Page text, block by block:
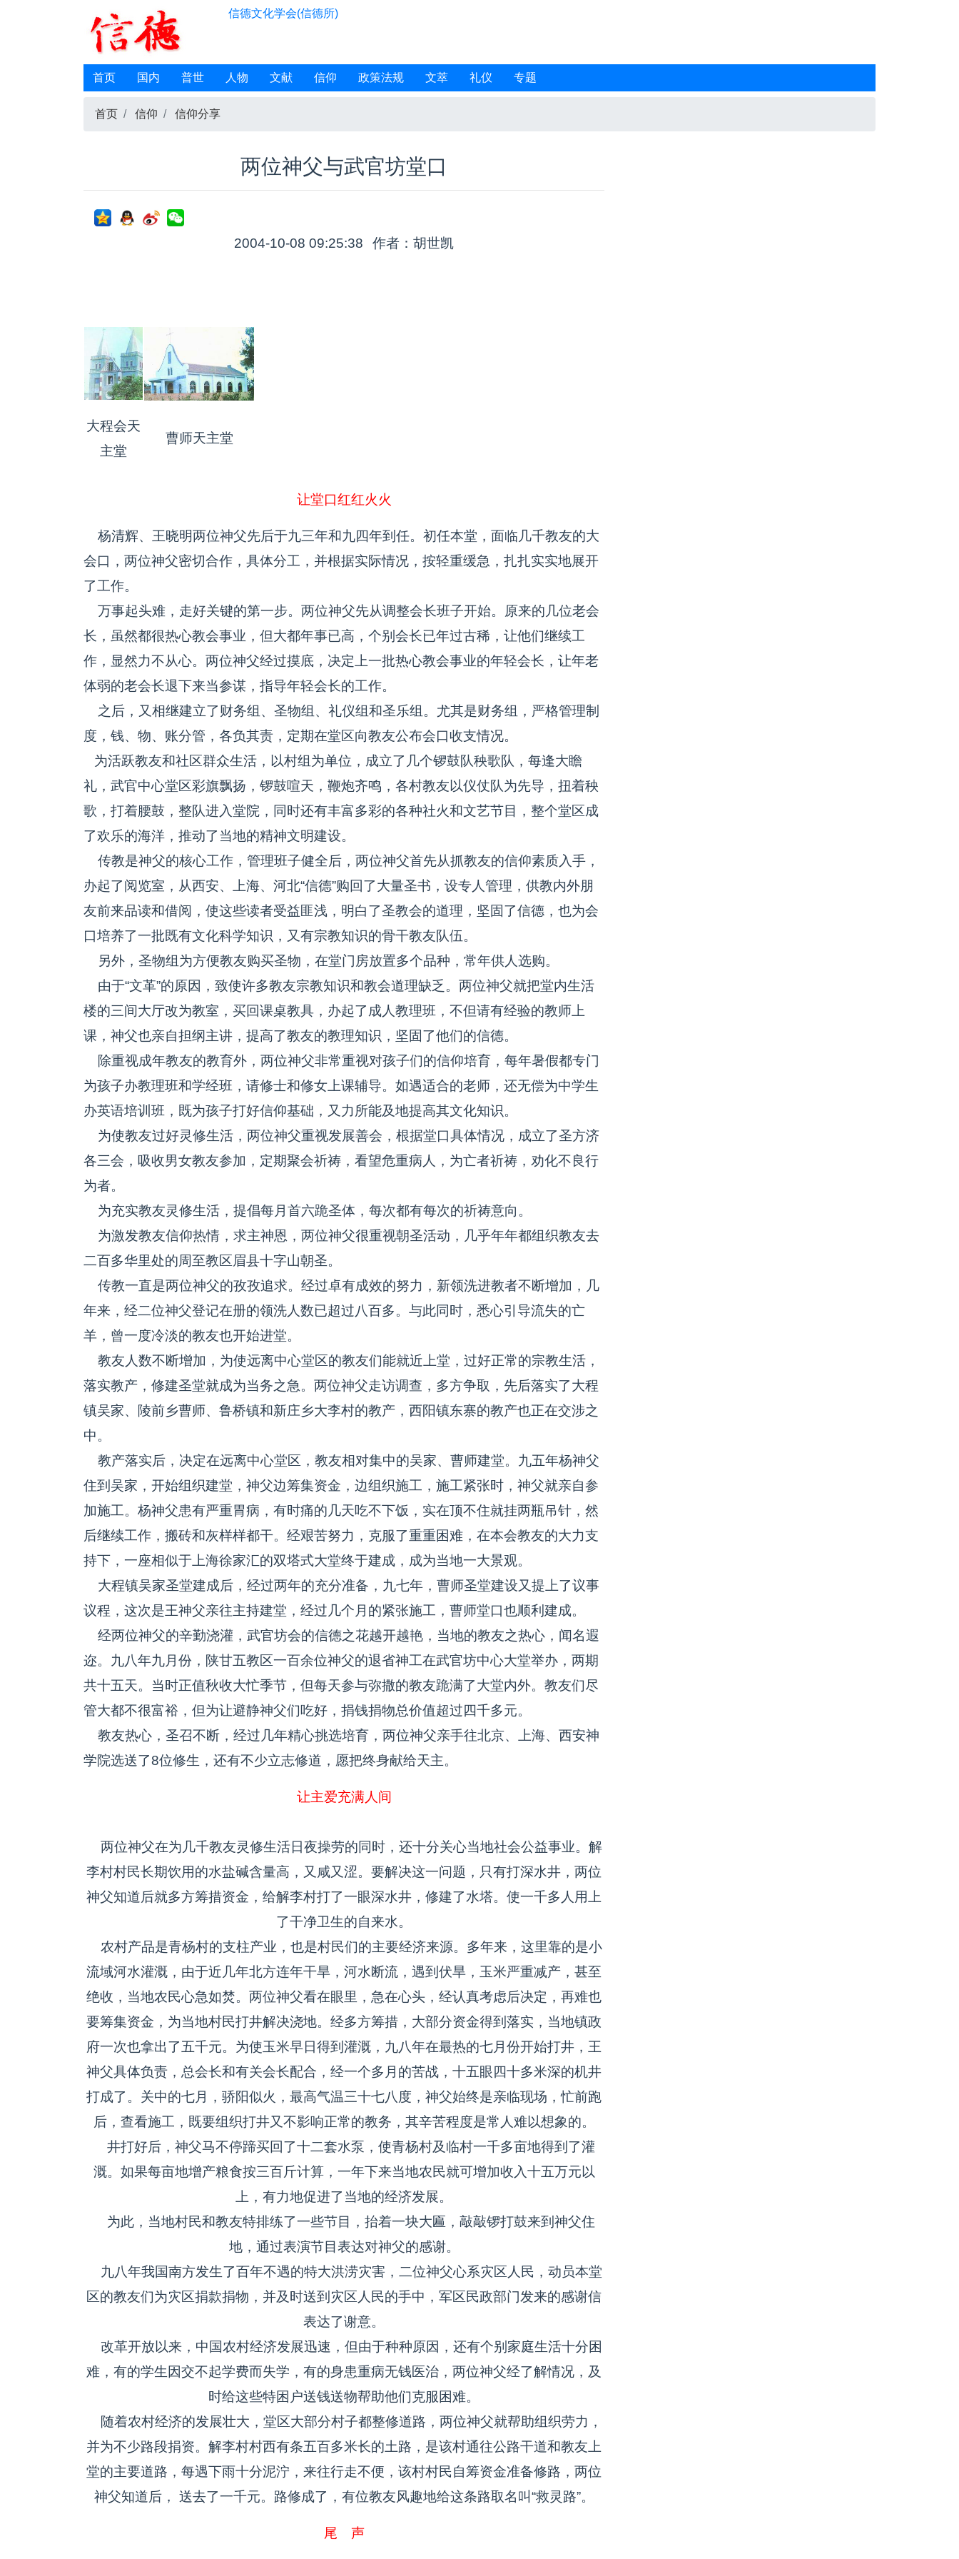
信德文化学会(信德所)
首页 国内 普世 人物 文献 信仰 政策法规 文萃 礼仪 专题
首页 信仰 信仰分享
两位神父与武官坊堂口
2004-10-08 09:25:38 作者：胡世凯
大程会天
主堂
曹师天主堂
让堂口红红火火
杨清辉、王晓明两位神父先后于九三年和九四年到任。初任本堂，面临几千教友的大
会口，两位神父密切合作，具体分工，并根据实际情况，按轻重缓急，扎扎实实地展开
了工作。
万事起头难，走好关键的第一步。两位神父先从调整会长班子开始。原来的几位老会
长，虽然都很热心教会事业，但大都年事已高，个别会长已年过古稀，让他们继续工
作，显然力不从心。两位神父经过摸底，决定上一批热心教会事业的年轻会长，让年老
体弱的老会长退下来当参谋，指导年轻会长的工作。
之后，又相继建立了财务组、圣物组、礼仪组和圣乐组。尤其是财务组，严格管理制
度，钱、物、账分管，各负其责，定期在堂区向教友公布会口收支情况。
为活跃教友和社区群众生活，以村组为单位，成立了几个锣鼓队秧歌队，每逢大瞻
礼，武官中心堂区彩旗飘扬，锣鼓喧天，鞭炮齐鸣，各村教友以仪仗队为先导，扭着秧
歌，打着腰鼓，整队进入堂院，同时还有丰富多彩的各种社火和文艺节目，整个堂区成
了欢乐的海洋，推动了当地的精神文明建设。
传教是神父的核心工作，管理班子健全后，两位神父首先从抓教友的信仰素质入手，
办起了阅览室，从西安、上海、河北“信德”购回了大量圣书，设专人管理，供教内外朋
友前来品读和借阅，使这些读者受益匪浅，明白了圣教会的道理，坚固了信德，也为会
口培养了一批既有文化科学知识，又有宗教知识的骨干教友队伍。
另外，圣物组为方便教友购买圣物，在堂门房放置多个品种，常年供人选购。
由于“文革”的原因，致使许多教友宗教知识和教会道理缺乏。两位神父就把堂内生活
楼的三间大厅改为教室，买回课桌教具，办起了成人教理班，不但请有经验的教师上
课，神父也亲自担纲主讲，提高了教友的教理知识，坚固了他们的信德。
除重视成年教友的教育外，两位神父非常重视对孩子们的信仰培育，每年暑假都专门
为孩子办教理班和学经班，请修士和修女上课辅导。如遇适合的老师，还无偿为中学生
办英语培训班，既为孩子打好信仰基础，又力所能及地提高其文化知识。
为使教友过好灵修生活，两位神父重视发展善会，根据堂口具体情况，成立了圣方济
各三会，吸收男女教友参加，定期聚会祈祷，看望危重病人，为亡者祈祷，劝化不良行
为者。
为充实教友灵修生活，提倡每月首六跪圣体，每次都有每次的祈祷意向。
为激发教友信仰热情，求主神恩，两位神父很重视朝圣活动，几乎年年都组织教友去
二百多华里处的周至教区眉县十字山朝圣。
传教一直是两位神父的孜孜追求。经过卓有成效的努力，新领洗进教者不断增加，几
年来，经二位神父登记在册的领洗人数已超过八百多。与此同时，悉心引导流失的亡
羊，曾一度冷淡的教友也开始进堂。
教友人数不断增加，为使远离中心堂区的教友们能就近上堂，过好正常的宗教生活，
落实教产，修建圣堂就成为当务之急。两位神父走访调查，多方争取，先后落实了大程
镇吴家、陵前乡曹师、鲁桥镇和新庄乡大李村的教产，西阳镇东寨的教产也正在交涉之
中。
教产落实后，决定在远离中心堂区，教友相对集中的吴家、曹师建堂。九五年杨神父
住到吴家，开始组织建堂，神父边筹集资金，边组织施工，施工紧张时，神父就亲自参
加施工。杨神父患有严重胃病，有时痛的几天吃不下饭，实在顶不住就挂两瓶吊针，然
后继续工作，搬砖和灰样样都干。经艰苦努力，克服了重重困难，在本会教友的大力支
持下，一座相似于上海徐家汇的双塔式大堂终于建成，成为当地一大景观。
大程镇吴家圣堂建成后，经过两年的充分准备，九七年，曹师圣堂建设又提上了议事
议程，这次是王神父亲往主持建堂，经过几个月的紧张施工，曹师堂口也顺利建成。
经两位神父的辛勤浇灌，武官坊会的信德之花越开越艳，当地的教友之热心，闻名遐
迩。九八年九月份，陕甘五教区一百余位神父的退省神工在武官坊中心大堂举办，两期
共十五天。当时正值秋收大忙季节，但每天参与弥撒的教友跪满了大堂内外。教友们尽
管大都不很富裕，但为让避静神父们吃好，捐钱捐物总价值超过四千多元。
教友热心，圣召不断，经过几年精心挑选培育，两位神父亲手往北京、上海、西安神
学院选送了8位修生，还有不少立志修道，愿把终身献给天主。
让主爱充满人间
两位神父在为几千教友灵修生活日夜操劳的同时，还十分关心当地社会公益事业。解
李村村民长期饮用的水盐碱含量高，又咸又涩。要解决这一问题，只有打深水井，两位
神父知道后就多方筹措资金，给解李村打了一眼深水井，修建了水塔。使一千多人用上
了干净卫生的自来水。
农村产品是青杨村的支柱产业，也是村民们的主要经济来源。多年来，这里靠的是小
流域河水灌溉，由于近几年北方连年干旱，河水断流，遇到伏旱，玉米严重减产，甚至
绝收，当地农民心急如焚。两位神父看在眼里，急在心头，经认真考虑后决定，再难也
要筹集资金，为当地村民打井解决浇地。经多方筹措，大部分资金得到落实，当地镇政
府一次也拿出了五千元。为使玉米早日得到灌溉，九八年在最热的七月份开始打井，王
神父具体负责，总会长和有关会长配合，经一个多月的苦战，十五眼四十多米深的机井
打成了。关中的七月，骄阳似火，最高气温三十七八度，神父始终是亲临现场，忙前跑
后，查看施工，既要组织打井又不影响正常的教务，其辛苦程度是常人难以想象的。
井打好后，神父马不停蹄买回了十二套水泵，使青杨村及临村一千多亩地得到了灌
溉。如果每亩地增产粮食按三百斤计算，一年下来当地农民就可增加收入十五万元以
上，有力地促进了当地的经济发展。
为此，当地村民和教友特排练了一些节目，抬着一块大匾，敲敲锣打鼓来到神父住
地，通过表演节目表达对神父的感谢。
九八年我国南方发生了百年不遇的特大洪涝灾害，二位神父心系灾区人民，动员本堂
区的教友们为灾区捐款捐物，并及时送到灾区人民的手中，军区民政部门发来的感谢信
表达了谢意。
改革开放以来，中国农村经济发展迅速，但由于种种原因，还有个别家庭生活十分困
难，有的学生因交不起学费而失学，有的身患重病无钱医治，两位神父经了解情况，及
时给这些特困户送钱送物帮助他们克服困难。
随着农村经济的发展壮大，堂区大部分村子都整修道路，两位神父就帮助组织劳力，
并为不少路段捐资。解李村村西有条五百多米长的土路，是该村通往公路干道和教友上
堂的主要道路，每遇下雨十分泥泞，来往行走不便，该村村民自筹资金准备修路，两位
神父知道后， 送去了一千元。路修成了，有位教友风趣地给这条路取名叫“救灵路”。
尾 声